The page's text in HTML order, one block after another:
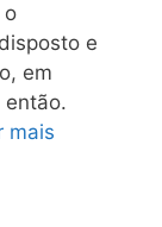
o
e
em
mais